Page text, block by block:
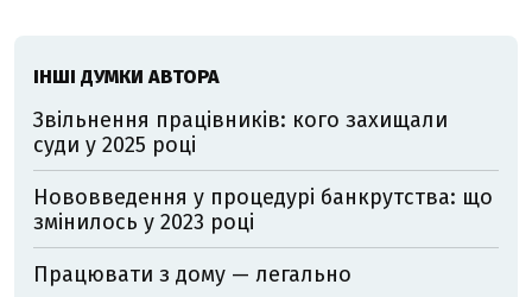
ІНШІ ДУМКИ АВТОРА
Звільнення працівників: кого захищали
суди у 2025 році
Нововведення у процедурі банкрутства: що
змінилось у 2023 році
Працювати з дому — легально